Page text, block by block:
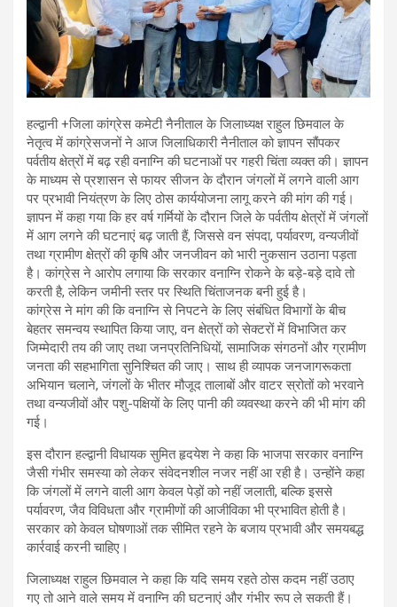
हल्द्वानी +जिला कांग्रेस कमेटी नैनीताल के जिलाध्यक्ष राहुल छिमवाल के
नेतृत्व में कांग्रेसजनों ने आज जिलाधिकारी नैनीताल को ज्ञापन सौंपकर
पर्वतीय क्षेत्रों में बढ़ रही वनाग्नि की घटनाओं पर गहरी चिंता व्यक्त की। ज्ञापन
के माध्यम से प्रशासन से फायर सीजन के दौरान जंगलों में लगने वाली आग
पर प्रभावी नियंत्रण के लिए ठोस कार्ययोजना लागू करने की मांग की गई।
ज्ञापन में कहा गया कि हर वर्ष गर्मियों के दौरान जिले के पर्वतीय क्षेत्रों में जंगलों
में आग लगने की घटनाएं बढ़ जाती हैं, जिससे वन संपदा, पर्यावरण, वन्यजीवों
तथा ग्रामीण क्षेत्रों की कृषि और जनजीवन को भारी नुकसान उठाना पड़ता
है। कांग्रेस ने आरोप लगाया कि सरकार वनाग्नि रोकने के बड़े-बड़े दावे तो
करती है, लेकिन जमीनी स्तर पर स्थिति चिंताजनक बनी हुई है।
कांग्रेस ने मांग की कि वनाग्नि से निपटने के लिए संबंधित विभागों के बीच
बेहतर समन्वय स्थापित किया जाए, वन क्षेत्रों को सेक्टरों में विभाजित कर
जिम्मेदारी तय की जाए तथा जनप्रतिनिधियों, सामाजिक संगठनों और ग्रामीण
जनता की सहभागिता सुनिश्चित की जाए। साथ ही व्यापक जनजागरूकता
अभियान चलाने, जंगलों के भीतर मौजूद तालाबों और वाटर स्रोतों को भरवाने
तथा वन्यजीवों और पशु-पक्षियों के लिए पानी की व्यवस्था करने की भी मांग की
गई।
इस दौरान हल्द्वानी विधायक सुमित हृदयेश ने कहा कि भाजपा सरकार वनाग्नि
जैसी गंभीर समस्या को लेकर संवेदनशील नजर नहीं आ रही है। उन्होंने कहा
कि जंगलों में लगने वाली आग केवल पेड़ों को नहीं जलाती, बल्कि इससे
पर्यावरण, जैव विविधता और ग्रामीणों की आजीविका भी प्रभावित होती है।
सरकार को केवल घोषणाओं तक सीमित रहने के बजाय प्रभावी और समयबद्ध
कार्रवाई करनी चाहिए।
जिलाध्यक्ष राहुल छिमवाल ने कहा कि यदि समय रहते ठोस कदम नहीं उठाए
गए तो आने वाले समय में वनाग्नि की घटनाएं और गंभीर रूप ले सकती हैं।